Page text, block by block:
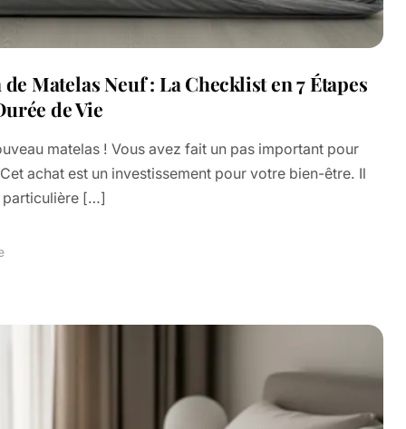
Matelas Neuf : La Checklist en 7 Étapes
de Vie
matelas ! Vous avez fait un pas important pour
achat est un investissement pour votre bien-être. Il
particulière […]